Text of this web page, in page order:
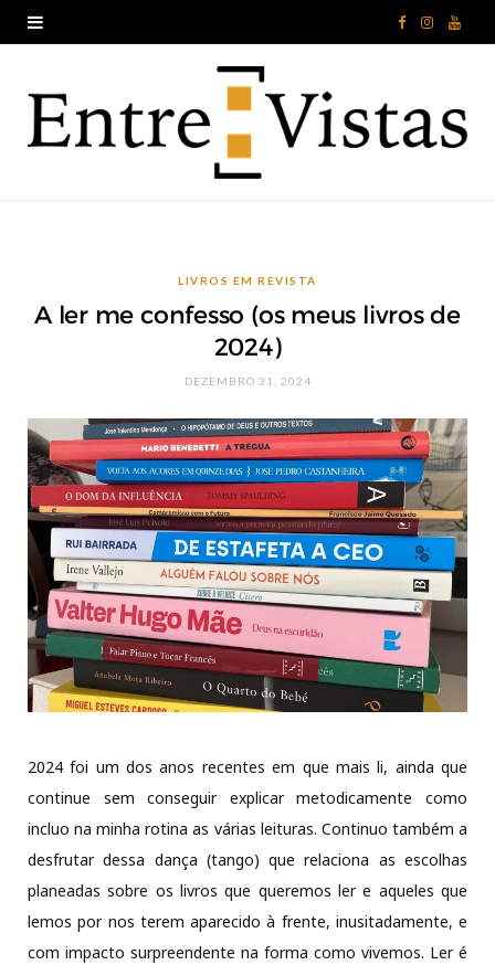
F
c
I Y
u
LIVROS EM REVISTA
A ler me confesso (os meus livros de
2024)
DEZEMBRO 31, 2024
2024 foi um dos anos recentes em que mais li, ainda que
continue sem conseguir explicar metodicamente como
incluo na minha rotina as várias leituras. Continuo também a
desfrutar dessa dança (tango) que relaciona as escolhas
planeadas sobre os livros que queremos ler e aqueles que
lemos por nos terem aparecido à frente, inusitadamente, e
com impacto surpreendente na forma como vivemos. Ler é